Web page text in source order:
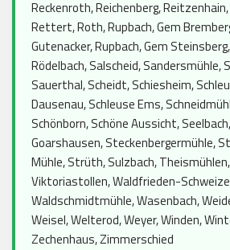
Reckenroth, Reichenberg,
Rettert, Roth, Rupbach, Gem
Gutenacker, Rupbach, Gem
Rödelbach, Salscheid, Sandersmühle,
Sauerthal, Scheidt, Schiesheim,
Dausenau, Schleuse Ems,
Schönborn, Schöne Aussicht,
Goarshausen, Steckenbergermühle,
Mühle, Strüth, Sulzbach,
Viktoriastollen, Waldfrieden-
Waldschmidtmühle, Wasenbach,
Weisel, Welterod, Weyer, Winden,
Zechenhaus, Zimmerschied